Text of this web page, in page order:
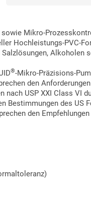
sowie Mikro-
Hochleistungs-PVC-
Alkoholen
®-Mikro-Präzisions-
den
nach USP XXI Class VI
des US
den